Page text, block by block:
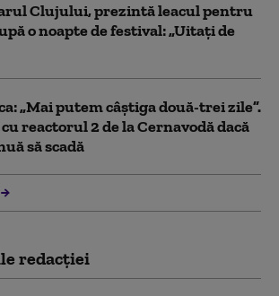
Clujului, prezintă leacul pentru
o noapte de festival: „Uitați de
„Mai putem câștiga două-trei zile”.
reactorul 2 de la Cernavodă dacă
să scadă
redacţiei